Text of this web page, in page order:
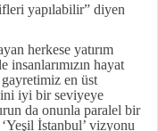
yapılabilir” diyen
herkese yatırım
hayat
en üst
iyi bir seviyeye
da onunla paralel bir
İstanbul’ vizyonu